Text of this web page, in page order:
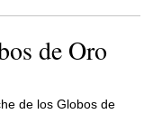
de Oro
de los Globos de